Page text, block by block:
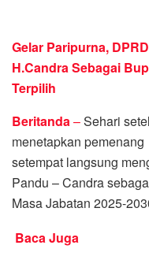
Gelar Paripurna,
H.Candra Sebagai
Terpilih
Beritanda–Sehari
menetapkan
setempat langsung
Pandu – Candra
Masa Jabatan 2025-
Baca Juga